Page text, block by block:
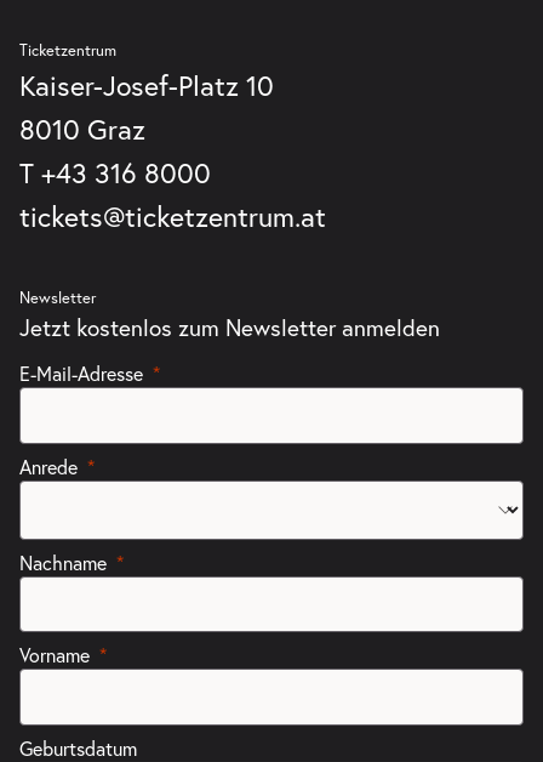
Ticketzentrum
Kaiser-Josef-Platz 10
8010 Graz
T +43 316 8000
tickets@ticketzentrum.at
Newsletter
Jetzt kostenlos zum Newsletter anmelden
E-Mail-Adresse
Anrede
Nachname
Vorname
Geburtsdatum